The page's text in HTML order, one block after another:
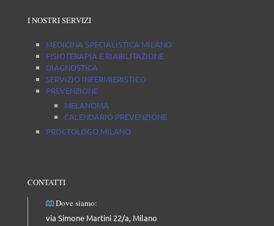
I NOSTRI SERVIZI
MEDICINA SPECIALISTICA MILANO
FISIOTERAPIA E RIABILITAZIONE
DIAGNOSTICA
SERVIZIO INFERMIERISTICO
PREVENZIONE
MELANOMA
CALENDARIO PREVENZIONE
PROCTOLOGO MILANO
CONTATTI
Dove siamo:
via Simone Martini 22/a, Milano